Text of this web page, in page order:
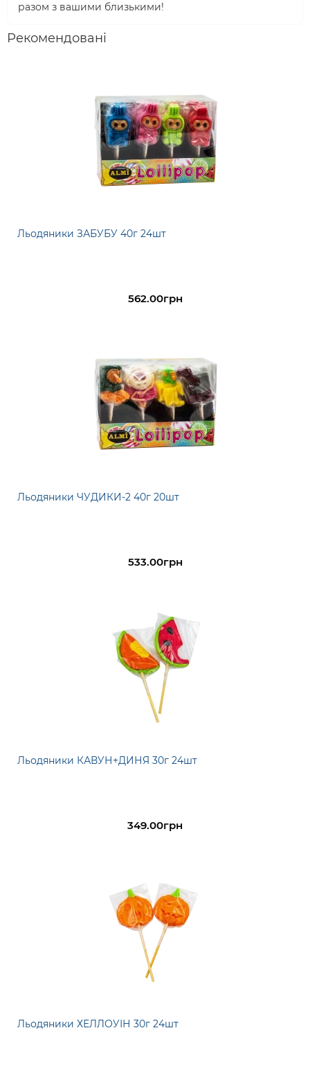
разом з вашими близькими!
Рекомендовані
Льодяники ЗАБУБУ 40г 24шт
562.00грн
Льодяники ЧУДИКИ-2 40г 20шт
533.00грн
Льодяники КАВУН+ДИНЯ 30г 24шт
349.00грн
Льодяники ХЕЛЛОУІН 30г 24шт